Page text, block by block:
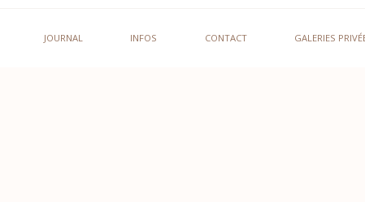
JOURNAL INFOS CONTACT GALERIES